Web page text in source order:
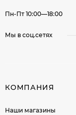
Пн-Пт 10:00—18:00
Мы в соц.сетях
КОМПАНИЯ
Наши магазины